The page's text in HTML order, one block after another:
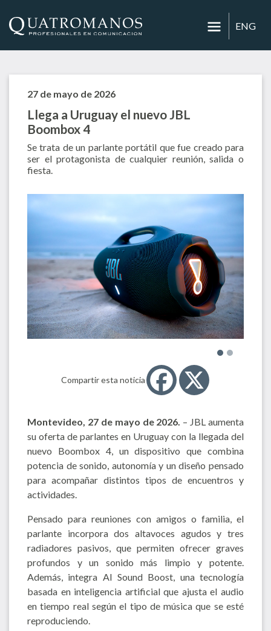
ENG
27 de mayo de 2026
Llega a Uruguay el nuevo JBL
Boombox 4
Se trata de un parlante portátil que fue creado para
ser el protagonista de cualquier reunión, salida o
fiesta.
Compartir esta noticia
Montevideo, 27 de mayo de 2026. – JBL aumenta
su oferta de parlantes en Uruguay con la llegada del
nuevo Boombox 4, un dispositivo que combina
potencia de sonido, autonomía y un diseño pensado
para acompañar distintos tipos de encuentros y
actividades.
Pensado para reuniones con amigos o familia, el
parlante incorpora dos altavoces agudos y tres
radiadores pasivos, que permiten ofrecer graves
profundos y un sonido más limpio y potente.
Además, integra AI Sound Boost, una tecnología
basada en inteligencia artificial que ajusta el audio
en tiempo real según el tipo de música que se esté
reproduciendo.